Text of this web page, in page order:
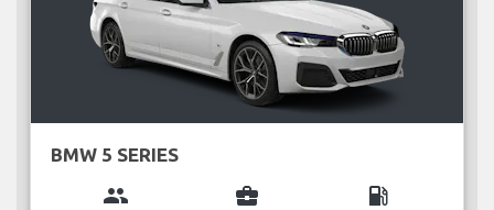
BMW 5 SERIES
group business_center local_gas_station